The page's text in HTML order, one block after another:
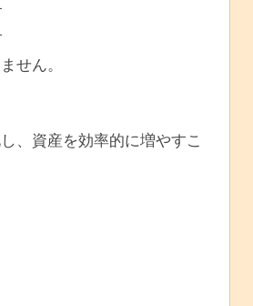
せん。
し、資産を効率的に増やすこ